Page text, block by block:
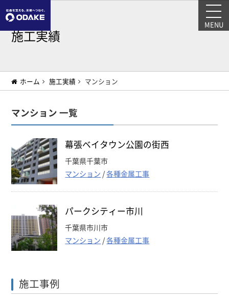
MENU
施工実績
ホーム 施工実績 マンション
マンション 一覧
幕張ベイタウン公園の街西
千葉県千葉市
マンション /各種金属工事
パークシティー市川
千葉県市川市
マンション /各種金属工事
施工事例